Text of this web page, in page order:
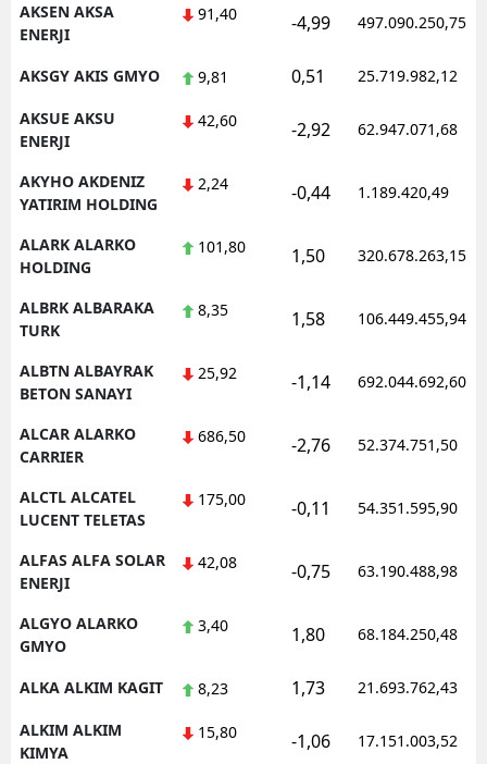
AKSEN AKSA
ENERJI
91,40 -4,99 497.090.250,75
AKSGY AKIS GMYO 9,81 0,51 25.719.982,12
AKSUE AKSU
ENERJI
42,60 -2,92 62.947.071,68
AKYHO AKDENIZ
YATIRIM HOLDING
2,24 -0,44 1.189.420,49
ALARK ALARKO
HOLDING
101,80 1,50 320.678.263,15
ALBRK ALBARAKA
TURK
8,35 1,58 106.449.455,94
ALBTN ALBAYRAK
BETON SANAYI
25,92 -1,14 692.044.692,60
ALCAR ALARKO
CARRIER
686,50 -2,76 52.374.751,50
ALCTL ALCATEL
LUCENT TELETAS
175,00 -0,11 54.351.595,90
ALFAS ALFA SOLAR
ENERJI
42,08 -0,75 63.190.488,98
ALGYO ALARKO
GMYO
3,40 1,80 68.184.250,48
ALKA ALKIM KAGIT 8,23 1,73 21.693.762,43
ALKIM ALKIM
KIMYA
15,80 -1,06 17.151.003,52